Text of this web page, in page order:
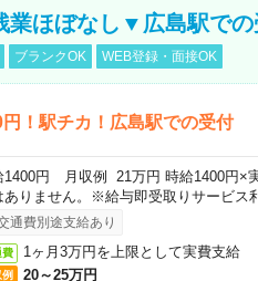
業ほぼなし▼広島駅での
ブランクOK WEB登録・面接OK
！駅チカ！広島駅での受付
1400円 月収例 21万円 時給1400円×
ありません。※給与即受取りサービス
通費別途支給あり
費 1ヶ月3万円を上限として実費支給
20～25万円